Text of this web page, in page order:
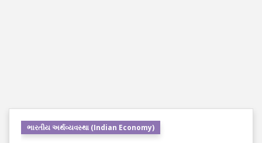
ભારતીય અર્થવ્યવસ્થા (Indian Economy)